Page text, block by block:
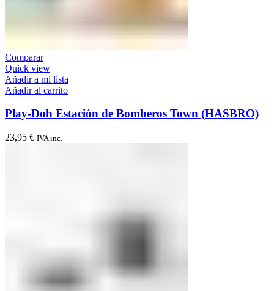
Comparar
Quick view
Añadir a mi lista
Añadir al carrito
Play-Doh Estación de Bomberos Town (HASBRO)
23,95 € IVA inc.